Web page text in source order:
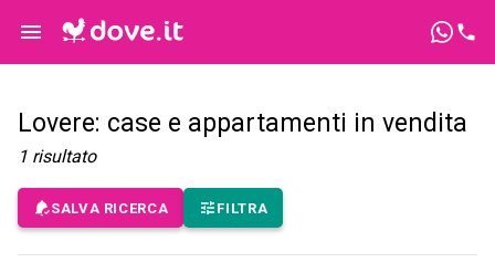
Lovere: case e appartamenti in vendita
1 risultato
SALVA RICERCA FILTRA